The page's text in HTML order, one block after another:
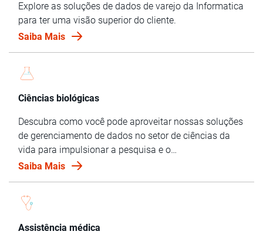
Explore as soluções de dados de varejo da Informatica
para ter uma visão superior do cliente.
Saiba Mais
Ciências biológicas
Descubra como você pode aproveitar nossas soluções
de gerenciamento de dados no setor de ciências da
vida para impulsionar a pesquisa e o
desenvolvimento, desenvolver novas terapias com
Saiba Mais
Assistência médica